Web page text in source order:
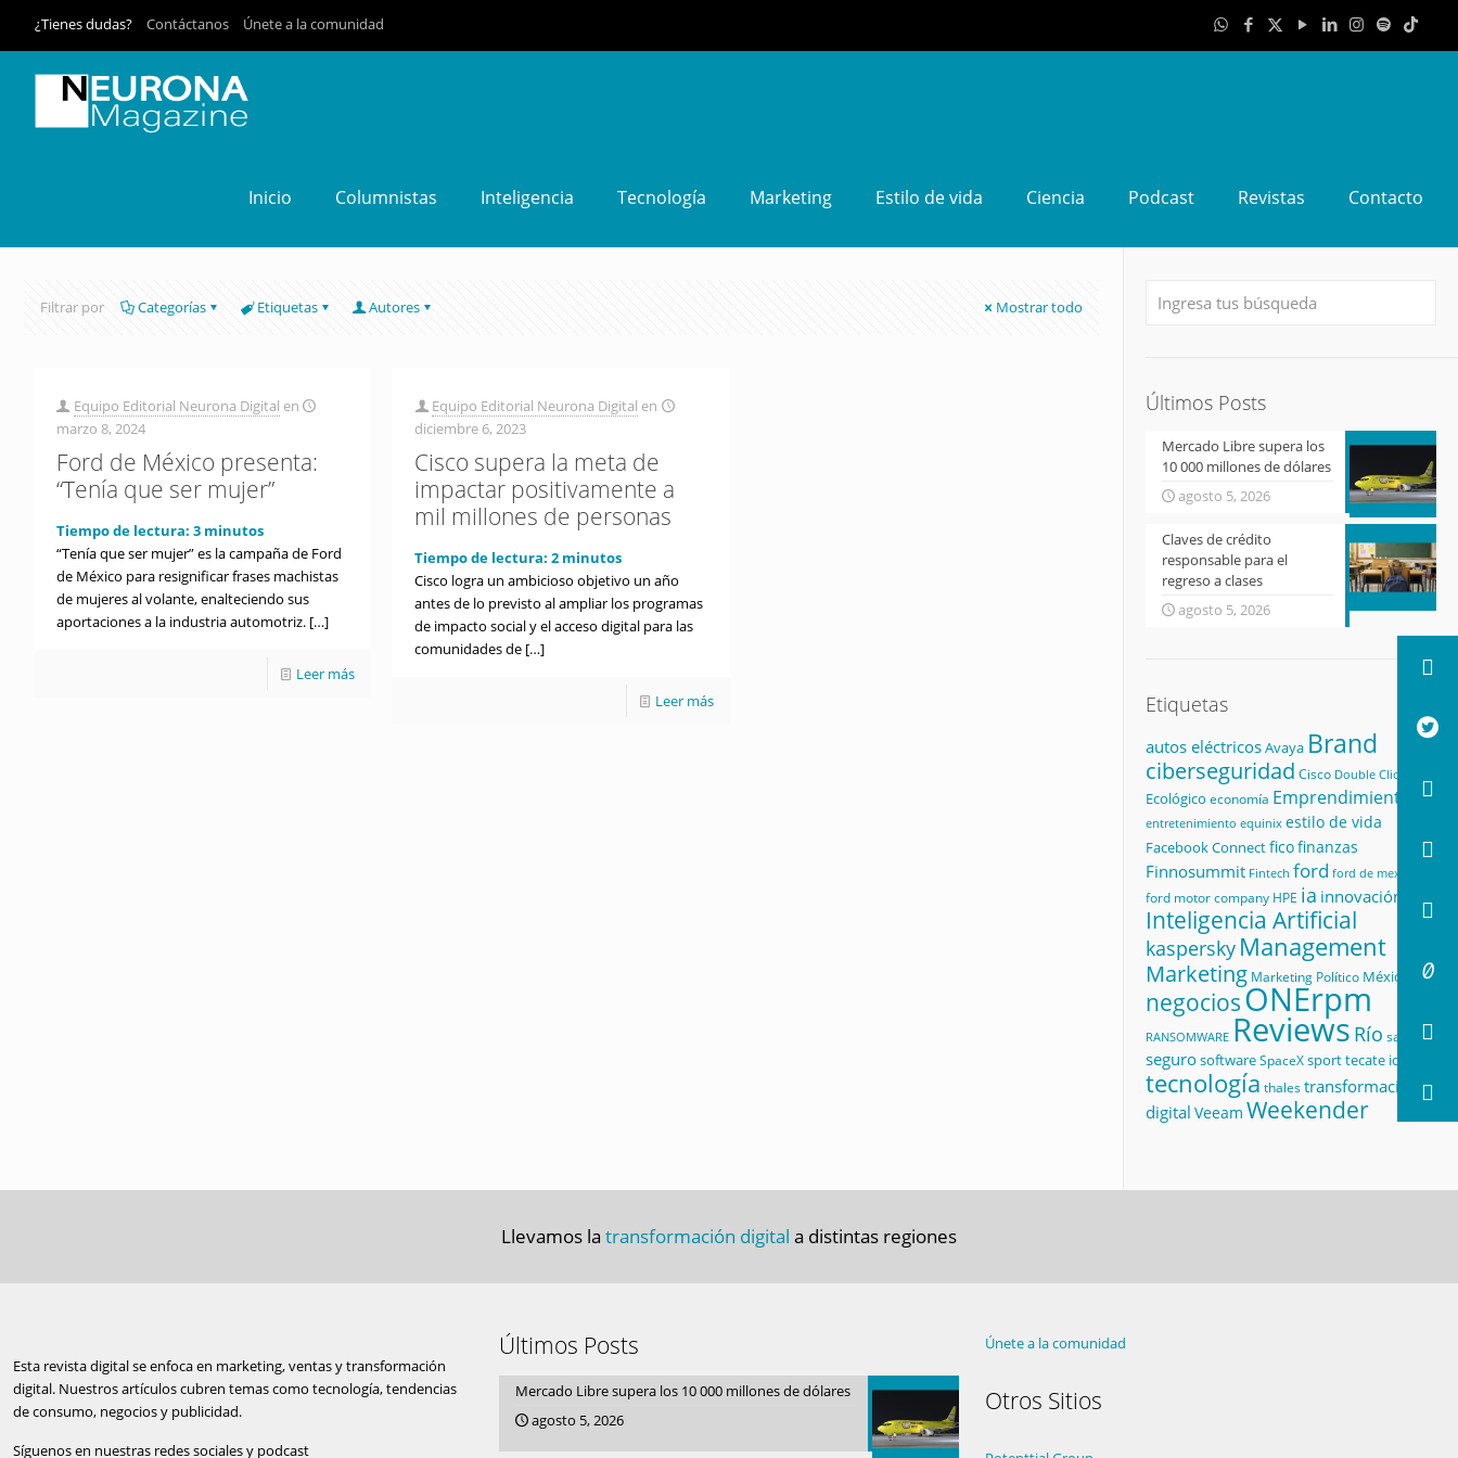
¿Tienes dudas? Contáctanos Únete a la comunidad
Inicio Columnistas Inteligencia Tecnología Marketing Estilo de vida Ciencia Podcast Revistas Contacto
Filtrar por Categorías Etiquetas Autores Mostrar todo
Equipo Editorial Neurona Digital en
marzo 8, 2024
Ford de México presenta:
“Tenía que ser mujer”
Tiempo de lectura: 3 minutos
“Tenía que ser mujer” es la campaña de Ford
de México para resignificar frases machistas
de mujeres al volante, enalteciendo sus
aportaciones a la industria automotriz.[…]
Leer más
Equipo Editorial Neurona Digital en
diciembre 6, 2023
Cisco supera la meta de
impactar positivamente a
mil millones de personas
Tiempo de lectura:2 minutos
Cisco logra un ambicioso objetivo un año
antes de lo previsto al ampliar los programas
de impacto social y el acceso digital para las
comunidades de […]
Leer más
Últimos Posts
Mercado Libre supera los
10 000 millones de dólares
agosto 5, 2026
Claves de crédito
responsable para el
regreso a clases
agosto 5, 2026
Etiquetas
autos eléctricosAvaya Brand
ciberseguridad Cisco Double Click
Ecológico economía Emprendimiento
entretenimiento equinix estilo de vida
Facebook Connectficofinanzas
Finnosummit Fintech ford ford de mexico
ford motor company HPE ia innovación
Inteligencia Artificial
kaspersky Management
Marketing Marketing Político México
negociosONErpm
RANSOMWARE Reviews Río salud
segurosoftwareSpaceXsporttecate id
tecnología thalestransformación
digital Veeam Weekender
Llevamos la transformación digital a distintas regiones
Esta revista digital se enfoca en marketing, ventas y transformación
digital. Nuestros artículos cubren temas como tecnología, tendencias
de consumo, negocios y publicidad.
Síguenos en nuestras redes sociales y podcast
Últimos Posts
Mercado Libre supera los 10 000 millones de dólares
agosto 5, 2026
Únete a la comunidad
Otros Sitios